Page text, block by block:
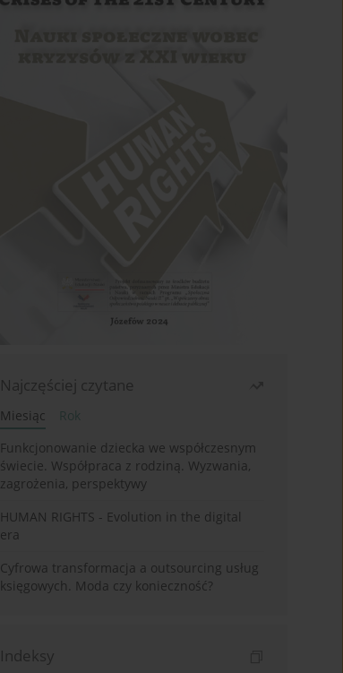
Najczęściej czytane
Miesiąc
Rok
Funkcjonowanie dziecka we współczesnym
świecie. Współpraca z rodziną. Wyzwania,
zagrożenia, perspektywy
HUMAN RIGHTS - Evolution in the digital
era
Cyfrowa transformacja a outsourcing usług
księgowych. Moda czy konieczność?
Indeksy